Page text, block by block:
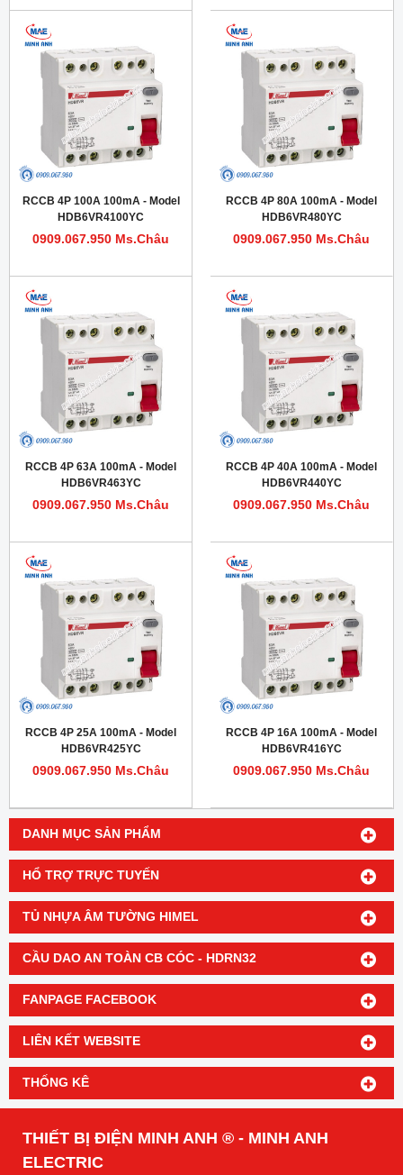
DANH MỤC SẢN PHẨM
HỔ TRỢ TRỰC TUYẾN
TỦ NHỰA ÂM TƯỜNG HIMEL
CẦU DAO AN TOÀN CB CÓC - HDRN32
FANPAGE FACEBOOK
LIÊN KẾT WEBSITE
THỐNG KÊ
RCCB 4P 100A 100mA - Model
HDB6VR4100YC
0909.067.950 Ms.Châu
RCCB 4P 80A 100mA - Model
HDB6VR480YC
0909.067.950 Ms.Châu
RCCB 4P 63A 100mA - Model
HDB6VR463YC
0909.067.950 Ms.Châu
RCCB 4P 40A 100mA - Model
HDB6VR440YC
0909.067.950 Ms.Châu
RCCB 4P 25A 100mA - Model
HDB6VR425YC
0909.067.950 Ms.Châu
RCCB 4P 16A 100mA - Model
HDB6VR416YC
0909.067.950 Ms.Châu
THIẾT BỊ ĐIỆN MINH ANH ® - MINH ANH
ELECTRIC